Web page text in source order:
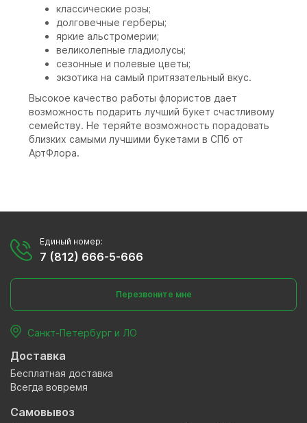
классические розы;
долговечные герберы;
яркие альстромерии;
великолепные гладиолусы;
сезонные и полевые цветы;
экзотика на самый притязательный вкус.
Высокое качество работы флористов дает
возможность подарить лучший букет счастливому
семейству. Не теряйте возможность порадовать
близких самыми лучшими букетами в СПб от
АртФлора.
Единый номер:
7 (812) 666-5-666
Перезвоните мне
Санкт-Петербург и ЛО
Доставка
Бесплатная доставка
Всегда вовремя
Самовывоз